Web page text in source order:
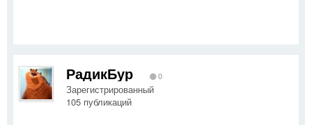
РадикБур 0
Зарегистрированный
105 публикаций